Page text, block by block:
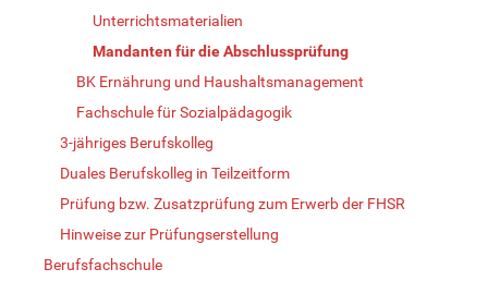
Unterrichtsmaterialien
Mandanten für die Abschlussprüfung
BK Ernährung und Haus­halts­ma­nage­ment
Fachschule für Sozialpädagogik
3-jähriges Berufskolleg
Duales Berufskolleg in Teilzeitform
Prüfung bzw. Zusatzprüfung zum Erwerb der FHSR
Hinweise zur Prüfungserstellung
Berufsfachschule